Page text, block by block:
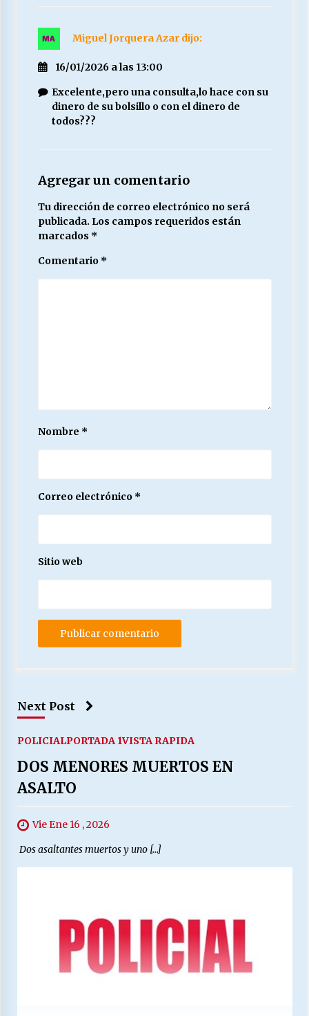
Miguel Jorquera Azar dijo:
16/01/2026 a las 13:00
Excelente,pero una consulta,lo hace con su
dinero de su bolsillo o con el dinero de
todos???
Agregar un comentario
Tu dirección de correo electrónico no será
publicada. Los campos requeridos están
marcados *
Comentario *
Nombre *
Correo electrónico *
Sitio web
Next Post
POLICIALPORTADA 1VISTA RAPIDA
DOS MENORES MUERTOS EN
ASALTO
Vie Ene 16 , 2026
Dos asaltantes muertos y uno […]